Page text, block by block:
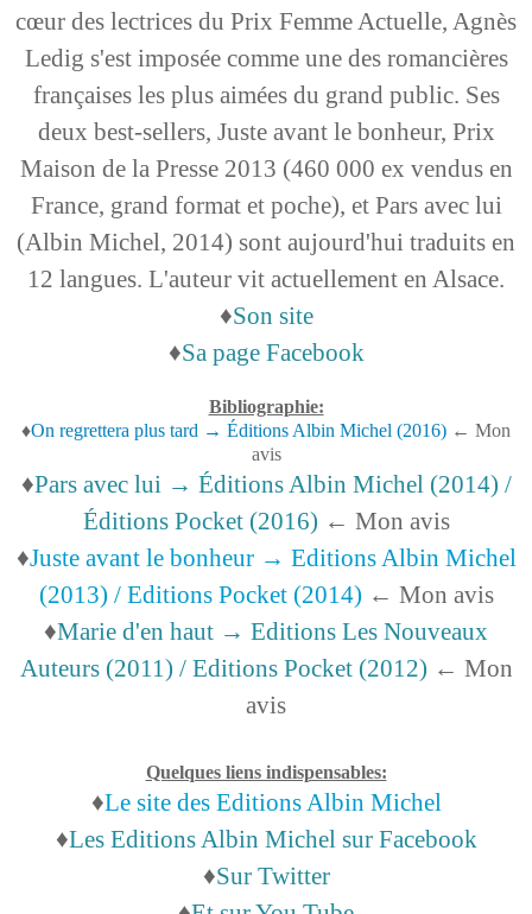
cœur des lectrices du Prix Femme Actuelle, Agnès
Ledig s'est imposée comme une des romancières
françaises les plus aimées du grand public. Ses
deux best-sellers, Juste avant le bonheur, Prix
Maison de la Presse 2013 (460 000 ex vendus en
France, grand format et poche), et Pars avec lui
(Albin Michel, 2014) sont aujourd'hui traduits en
12 langues. L'auteur vit actuellement en Alsace.
♦Son site
♦Sa page Facebook
Bibliographie:
♦On regrettera plus tard → Éditions Albin Michel (2016) ← Mon
avis
♦Pars avec lui → Éditions Albin Michel (2014) /
Éditions Pocket (2016) ← Mon avis
♦Juste avant le bonheur → Editions Albin Michel
(2013) / Editions Pocket (2014) ← Mon avis
♦Marie d'en haut → Editions Les Nouveaux
Auteurs (2011) / Editions Pocket (2012) ← Mon
avis
Quelques liens indispensables:
♦Le site des Editions Albin Michel
♦Les Editions Albin Michel sur Facebook
♦Sur Twitter